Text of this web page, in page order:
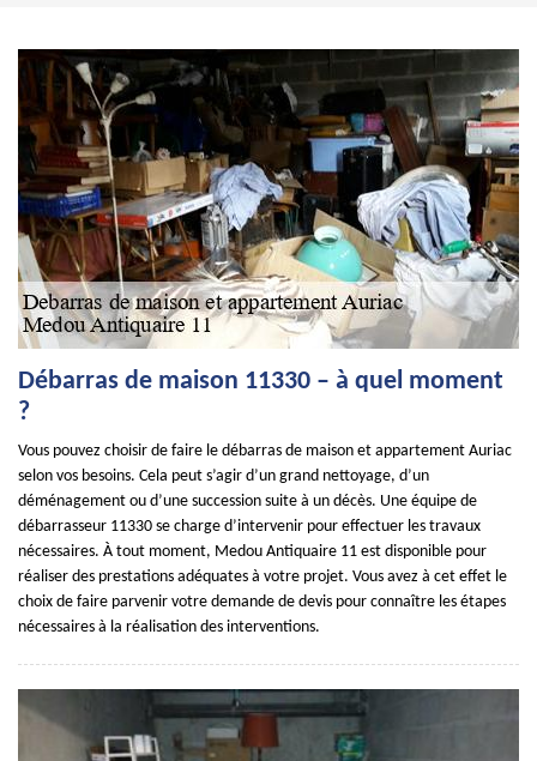
Débarras de maison 11330 – à quel moment
?
Vous pouvez choisir de faire le débarras de maison et appartement Auriac
selon vos besoins. Cela peut s’agir d’un grand nettoyage, d’un
déménagement ou d’une succession suite à un décès. Une équipe de
débarrasseur 11330 se charge d’intervenir pour effectuer les travaux
nécessaires. À tout moment, Medou Antiquaire 11 est disponible pour
réaliser des prestations adéquates à votre projet. Vous avez à cet effet le
choix de faire parvenir votre demande de devis pour connaître les étapes
nécessaires à la réalisation des interventions.